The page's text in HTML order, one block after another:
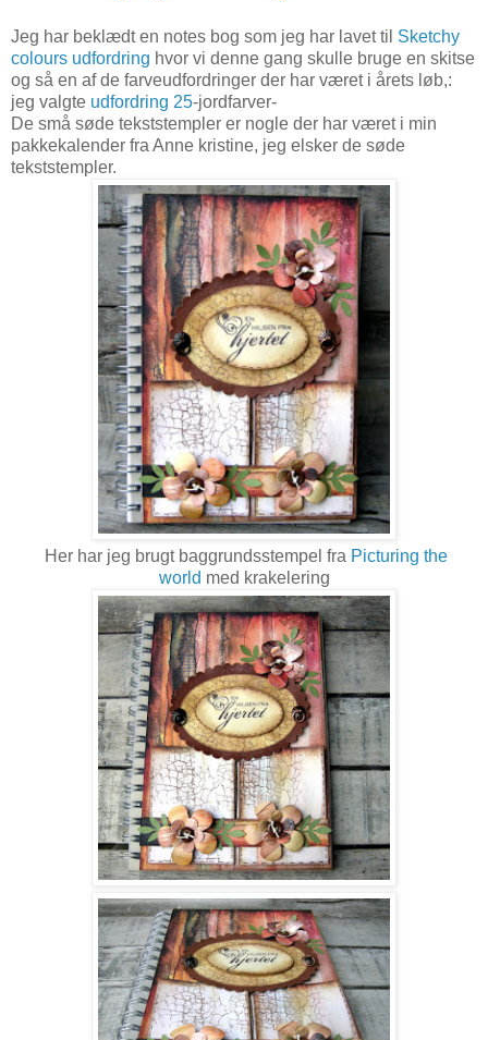
Jeg har beklædt en notes bog som jeg har lavet til Sketchy
colours udfordring hvor vi denne gang skulle bruge en skitse
og så en af de farveudfordringer der har været i årets løb,:
jeg valgte udfordring 25-jordfarver-
De små søde tekststempler er nogle der har været i min
pakkekalender fra Anne kristine, jeg elsker de søde
tekststempler.
Her har jeg brugt baggrundsstempel fra Picturing the
world med krakelering